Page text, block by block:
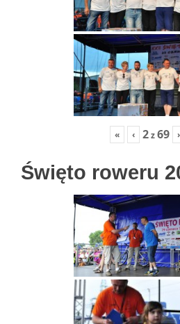
« ‹ 2z69 ›
Święto roweru